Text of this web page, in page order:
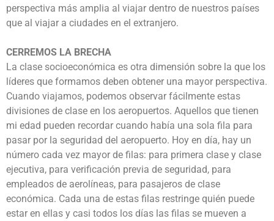
perspectiva más amplia al viajar dentro de nuestros países
que al viajar a ciudades en el extranjero.
CERREMOS LA BRECHA
La clase socioeconómica es otra dimensión sobre la que los
líderes que formamos deben obtener una mayor perspectiva.
Cuando viajamos, podemos observar fácilmente estas
divisiones de clase en los aeropuertos. Aquellos que tienen
mi edad pueden recordar cuando había una sola fila para
pasar por la seguridad del aeropuerto. Hoy en día, hay un
número cada vez mayor de filas: para primera clase y clase
ejecutiva, para verificación previa de seguridad, para
empleados de aerolíneas, para pasajeros de clase
económica. Cada una de estas filas restringe quién puede
estar en ellas y casi todos los días las filas se mueven a